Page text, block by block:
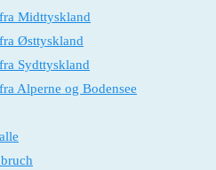
Midttyskland
Østtyskland
Sydttyskland
Alperne og Bodensee